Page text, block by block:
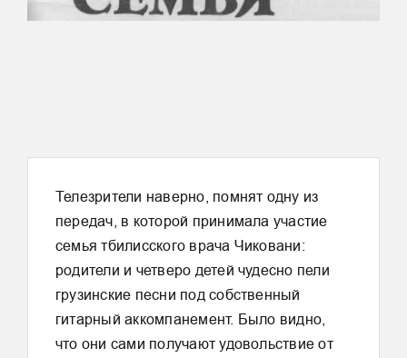
Телезрители наверно, помнят одну из
передач, в которой принимала участие
семья тбилисского врача Чиковани:
родители и четверо детей чудесно пели
грузинские песни под собственный
гитарный аккомпанемент. Было видно,
что они сами получают удовольствие от